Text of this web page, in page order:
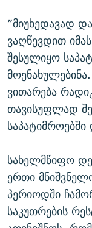
”მიუხედავად
ვაღწევდით
შესულიყო
ვითარება
თავისუფლად
საპატიმროებში
სახელმწიფო
ერთი
პერიოდში
საკუთრების